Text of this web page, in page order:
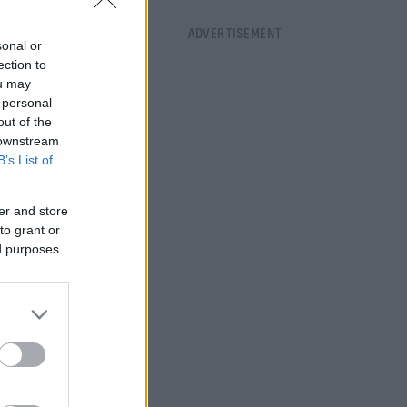
or
to
may
of the
List of
and store
grant or
purposes